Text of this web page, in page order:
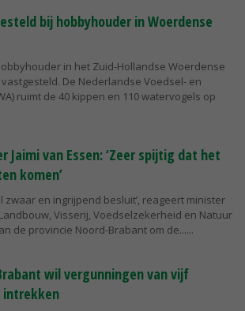
bij hobbyhouder in Woerdense
in het Zuid-Hollandse Woerdense
De Nederlandse Voedsel- en
ruimt de 40 kippen en 110 watervogels op
Jaimi van Essen: ‘Zeer spijtig dat het
komen’
zwaar en ingrijpend besluit’, reageert minister
Visserij, Voedselzekerheid en Natuur
de provincie Noord-Brabant om de...
wil vergunningen van vijf
intrekken